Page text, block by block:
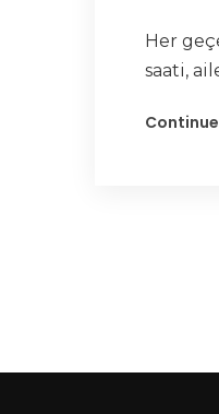
Her
saati,